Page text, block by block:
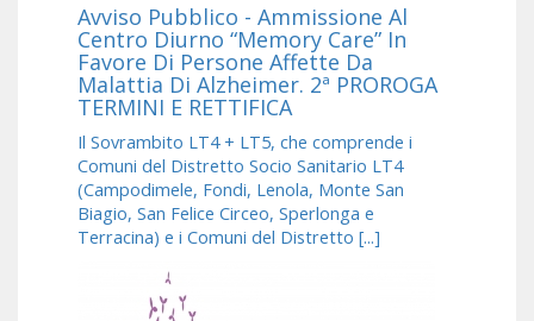
Avviso Pubblico - Ammissione Al
Centro Diurno “Memory Care” In
Favore Di Persone Affette Da
Malattia Di Alzheimer. 2ª PROROGA
TERMINI E RETTIFICA
Il Sovrambito LT4 + LT5, che comprende i
Comuni del Distretto Socio Sanitario LT4
(Campodimele, Fondi, Lenola, Monte San
Biagio, San Felice Circeo, Sperlonga e
Terracina) e i Comuni del Distretto [...]